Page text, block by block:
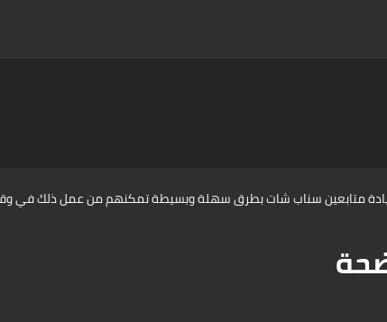
متابعين سناب شات بطرق سهلة وبسيطة تمكنهم من عمل ذلك في